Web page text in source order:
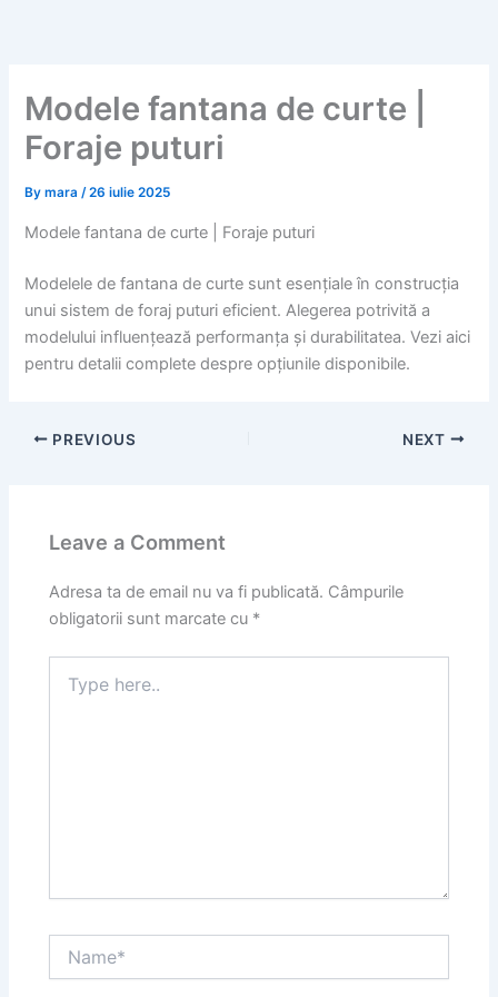
Modele fantana de curte |
Foraje puturi
Bymara/26 iulie 2025
Modele fantana de curte | Foraje puturi
Modelele de fantana de curte sunt esențiale în construcția
unui sistem de foraj puturi eficient. Alegerea potrivită a
modelului influențează performanța și durabilitatea. Vezi aici
pentru detalii complete despre opțiunile disponibile.
PREVIOUS NEXT
Leave a Comment
Adresa ta de email nu va fi publicată. Câmpurile
obligatorii sunt marcate cu *
here..